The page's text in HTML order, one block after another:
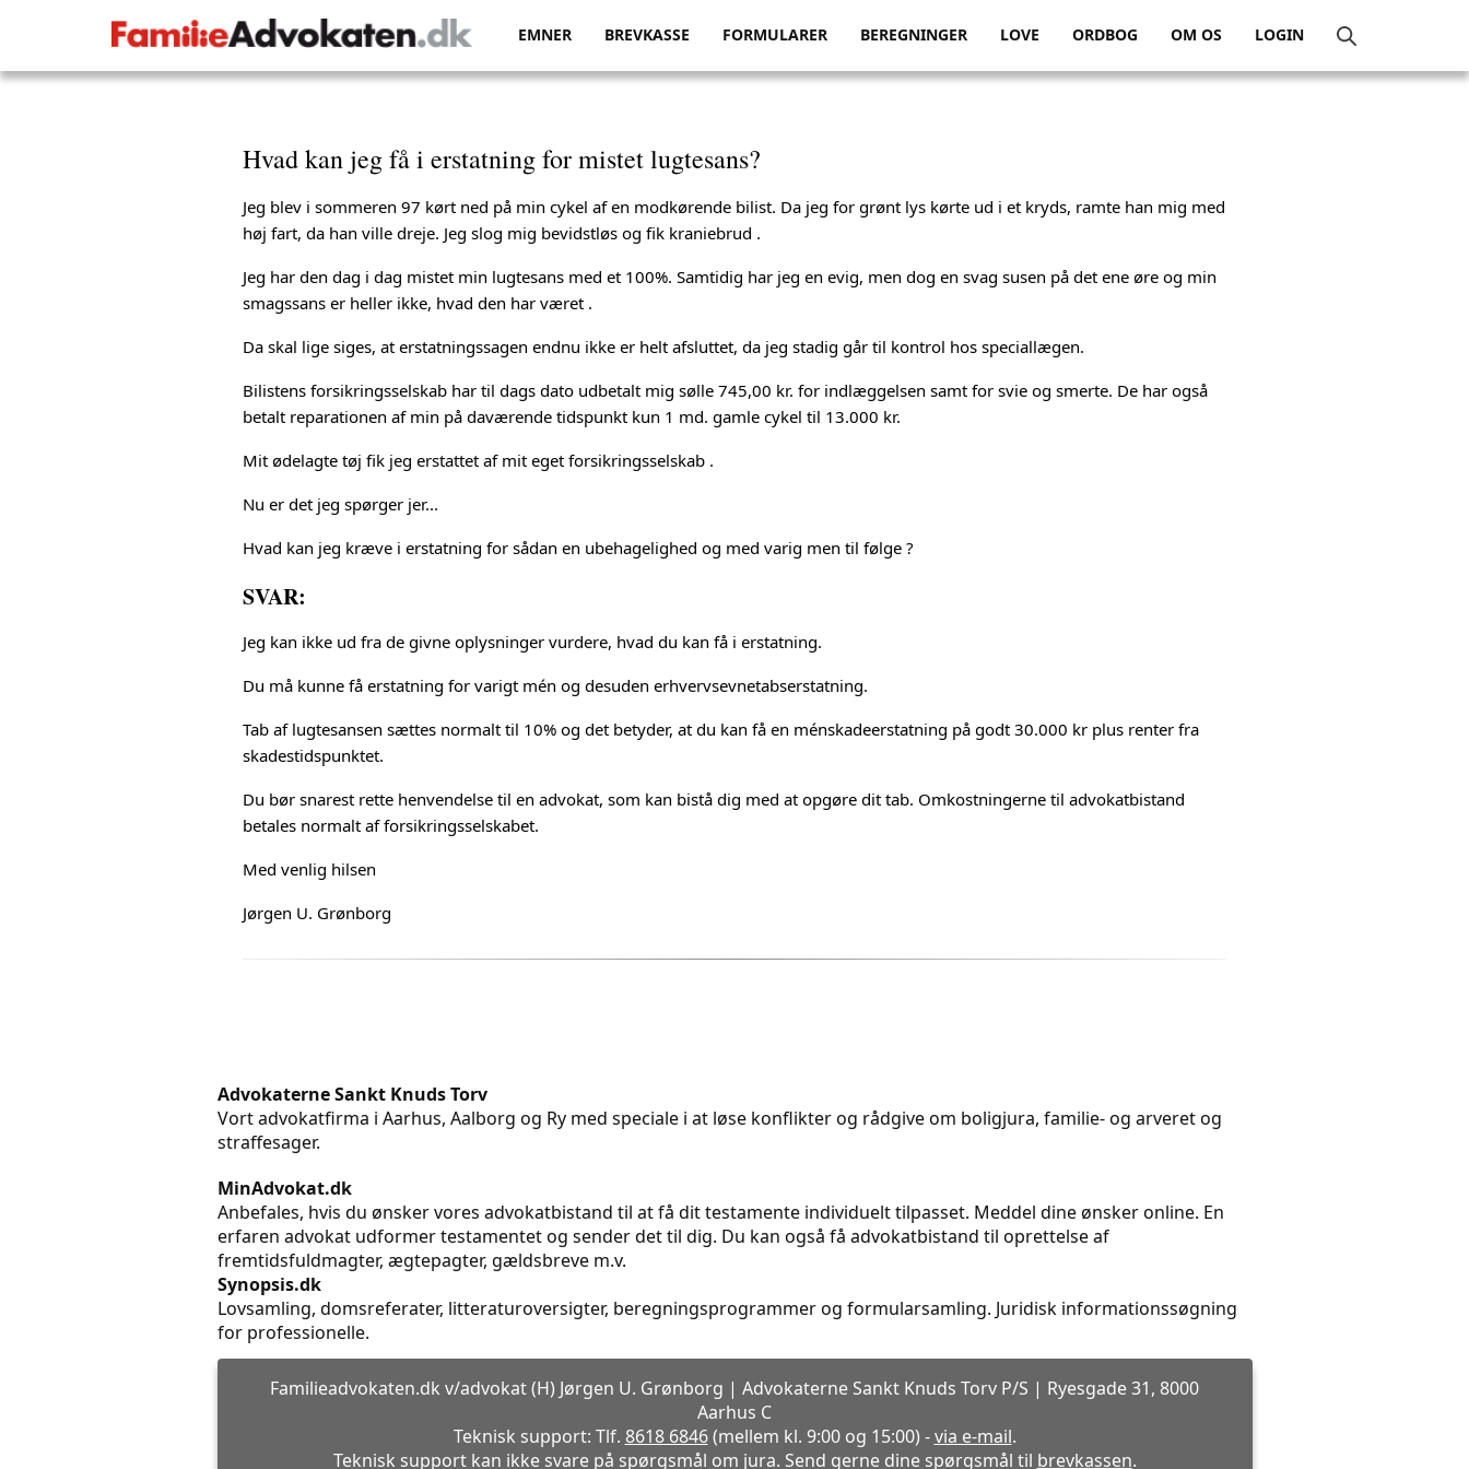
EMNER BREVKASSE FORMULARER BEREGNINGER LOVE ORDBOG OM OS LOGIN
Hvad kan jeg få i erstatning for mistet lugtesans?
Jeg blev i sommeren 97 kørt ned på min cykel af en modkørende bilist. Da jeg for grønt lys kørte ud i et kryds, ramte han mig med
høj fart, da han ville dreje. Jeg slog mig bevidstløs og fik kraniebrud .
Jeg har den dag i dag mistet min lugtesans med et 100%. Samtidig har jeg en evig, men dog en svag susen på det ene øre og min
smagssans er heller ikke, hvad den har været .
Da skal lige siges, at erstatningssagen endnu ikke er helt afsluttet, da jeg stadig går til kontrol hos speciallægen.
Bilistens forsikringsselskab har til dags dato udbetalt mig sølle 745,00 kr. for indlæggelsen samt for svie og smerte. De har også
betalt reparationen af min på daværende tidspunkt kun 1 md. gamle cykel til 13.000 kr.
Mit ødelagte tøj fik jeg erstattet af mit eget forsikringsselskab .
Nu er det jeg spørger jer...
Hvad kan jeg kræve i erstatning for sådan en ubehagelighed og med varig men til følge ?
SVAR:
Jeg kan ikke ud fra de givne oplysninger vurdere, hvad du kan få i erstatning.
Du må kunne få erstatning for varigt mén og desuden erhvervsevnetabserstatning.
Tab af lugtesansen sættes normalt til 10% og det betyder, at du kan få en ménskadeerstatning på godt 30.000 kr plus renter fra
skadestidspunktet.
Du bør snarest rette henvendelse til en advokat, som kan bistå dig med at opgøre dit tab. Omkostningerne til advokatbistand
betales normalt af forsikringsselskabet.
Med venlig hilsen
Jørgen U. Grønborg
Advokaterne Sankt Knuds Torv
Vort advokatfirma i Aarhus, Aalborg og Ry med speciale i at løse konflikter og rådgive om boligjura, familie- og arveret og
straffesager.
MinAdvokat.dk
Anbefales, hvis du ønsker vores advokatbistand til at få dit testamente individuelt tilpasset. Meddel dine ønsker online. En
erfaren advokat udformer testamentet og sender det til dig. Du kan også få advokatbistand til oprettelse af
fremtidsfuldmagter, ægtepagter, gældsbreve m.v.
Synopsis.dk
Lovsamling, domsreferater, litteraturoversigter, beregningsprogrammer og formularsamling. Juridisk informationssøgning
for professionelle.
Familieadvokaten.dk v/advokat (H) Jørgen U. Grønborg | Advokaterne Sankt Knuds Torv P/S | Ryesgade 31, 8000
Aarhus C
Teknisk support: Tlf. 8618 6846(mellem kl. 9:00 og 15:00) -via e-mail.
Teknisk support kan ikke svare på spørgsmål om jura. Send gerne dine spørgsmål til brevkassen.